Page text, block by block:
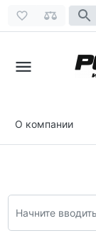
О компании